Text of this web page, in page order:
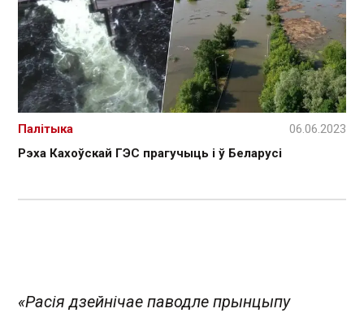
Рэха Кахоўскай ГЭС прагучыць і ў Беларусі
Палітыка 06.06.2023
«Расія дзейнічае паводле прынцыпу